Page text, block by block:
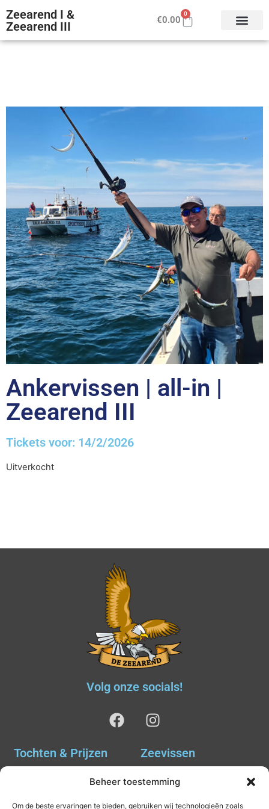
Beheer toestemming
Om de beste ervaringen te bieden, gebruiken wij technologieën zoals
Zeearend I &
Zeearend III
€0.00
0
Ankervissen | all-in |
Zeearend III
Tickets voor: 14/2/2026
Uitverkocht
Volg onze socials!
Tochten & Prijzen Zeevissen
Tochten & Prijzen